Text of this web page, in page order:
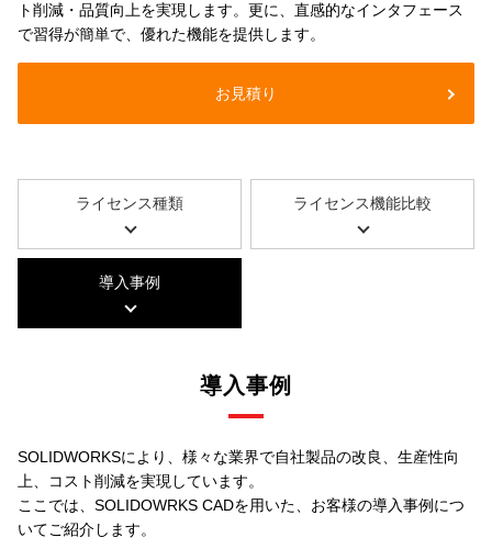
ト削減・品質向上を実現します。更に、直感的なインタフェース
で習得が簡単で、優れた機能を提供します。
お見積り
ライセンス種類 ライセンス機能比較
導入事例
導入事例
SOLIDWORKSにより、様々な業界で自社製品の改良、生産性向
上、コスト削減を実現しています。
ここでは、SOLIDOWRKS CADを用いた、お客様の導入事例につ
いてご紹介します。